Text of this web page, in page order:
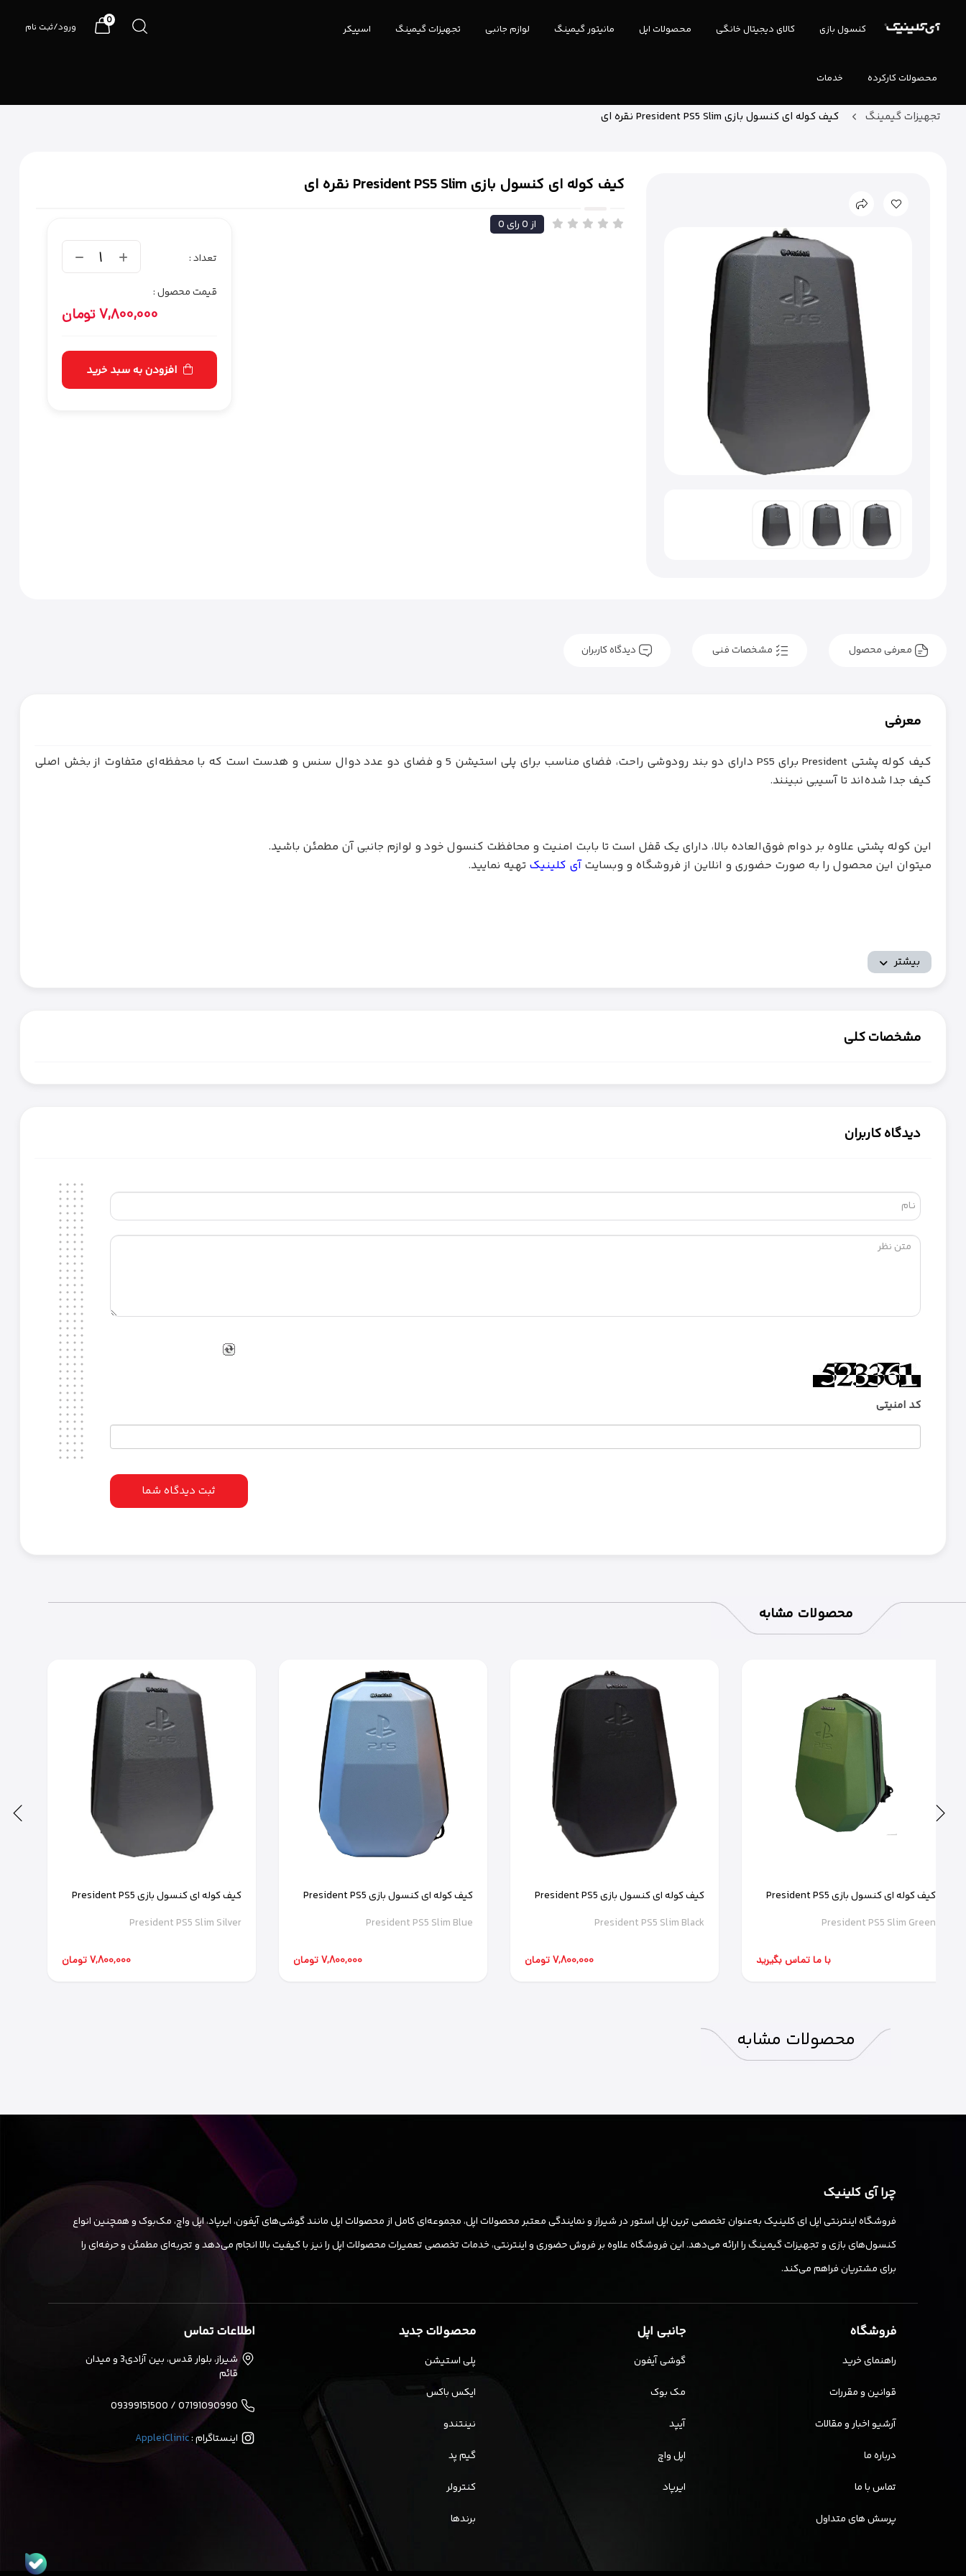
کنسول بازی کالای دیجیتال خانگی محصولات اپل مانیتور گیمینگ لوازم جانبی تجهیزات گیمینگ اسپیکر
محصولات کارکرده خدمات
ورود/ثبت نام
0
تجهیزات گیمینگ کیف کوله ای کنسول بازی President PS5 Slim نقره ای
کیف کوله ای کنسول بازی President PS5 Slim نقره ای
0 از0رای
تعداد : 1
قیمت محصول :
7,800,000تومان
افزودن به سبد خرید
معرفی محصول مشخصات فنی دیدگاه کاربران
معرفی
کیف کوله پشتی President برای PS5 دارای دو بند رودوشی راحت، فضای مناسب برای پلی استیشن 5 و فضای دو عدد دوال سنس و هدست است که با محفظه‌ای متفاوت از بخش اصلی
کیف جدا شده‌اند تا آسیبی نبینند.
این کوله پشتی علاوه بر دوام فوق‌العاده بالا، دارای یک قفل است تا بابت امنیت و محافظت کنسول خود و لوازم جانبی آن مطمئن باشید.
میتوان این محصول را به صورت حضوری و انلاین از فروشگاه و وبسایتآی کلینیک تهیه نمایید.
بیشتر
مشخصات کلی
دیدگاه کاربران
کد امنیتی
ثبت دیدگاه شما
محصولات مشابه
کیف کوله ای کنسول بازی President PS5
Slim رنگ سبز
President PS5 Slim Green
با ما تماس بگیرید
کیف کوله ای کنسول بازی President PS5
Slim رنگ مشکی
President PS5 Slim Black
7,800,000 تومان
کیف کوله ای کنسول بازی President PS5
Slim رنگ آبی
President PS5 Slim Blue
7,800,000 تومان
کیف کوله ای کنسول بازی President PS5
Slim نقره ای
President PS5 Slim Silver
7,800,000 تومان
محصولات مشابه
چرا آی کلینیک
فروشگاه اینترنتی اپل ای کلینیک به‌عنوان تخصصی ترین اپل استور در شیراز و نمایندگی معتبر محصولات اپل، مجموعه‌ای کامل از محصولات اپل مانند گوشی‌های آیفون، ایرپاد، اپل واچ، مک‌بوک و همچنین انواع
کنسول‌های بازی و تجهیزات گیمینگ را ارائه می‌دهد. این فروشگاه علاوه بر فروش حضوری و اینترنتی، خدمات تخصصی تعمیرات محصولات اپل را نیز با کیفیت بالا انجام می‌دهد و تجربه‌ای مطمئن و حرفه‌ای را
برای مشتریان فراهم می‌کند.
فروشگاه
راهنمای خرید
قوانین و مقررات
آرشیو اخبار و مقالات
درباره ما
تماس با ما
پرسش های متداول
جانبی اپل
گوشی آیفون
مک بوک
آیپد
اپل واچ
ایرپاد
محصولات جدید
پلی استیشن
ایکس باکس
نینتندو
گیم پد
کنترولر
برندها
اطلاعات تماس
شیراز، بلوار قدس، بین آزادی3 و میدان
قائم
07191090990 / 09399151500
اینستاگرام :AppleiClinic